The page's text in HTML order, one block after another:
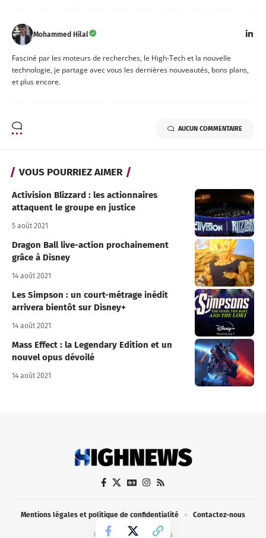
Mohammed Hilal
Fasciné par les moteurs de recherches, le High-Tech et la nouvelle
technologie, je partage avec vous les dernières nouveautés, bons plans,
et plus encore.
AUCUN COMMENTAIRE
VOUS POURRIEZ AIMER
Activision Blizzard : les actionnaires
attaquent le groupe en justice
5 août 2021
Dragon Ball live-action prochainement
grâce à Disney
14 août 2021
Les Simpson : un court-métrage inédit
arrivera bientôt sur Disney+
14 août 2021
Mass Effect : la Legendary Edition et un
nouvel opus dévoilé
14 août 2021
© 2021-2024 HighNews
Mentions légales et politique de confidentialité Contactez-nous